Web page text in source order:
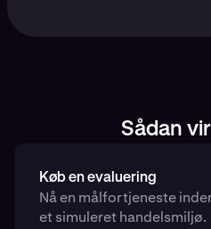
Sådan
Køb en evaluering
Nå en målfortjeneste
et simuleret handelsmiljø.